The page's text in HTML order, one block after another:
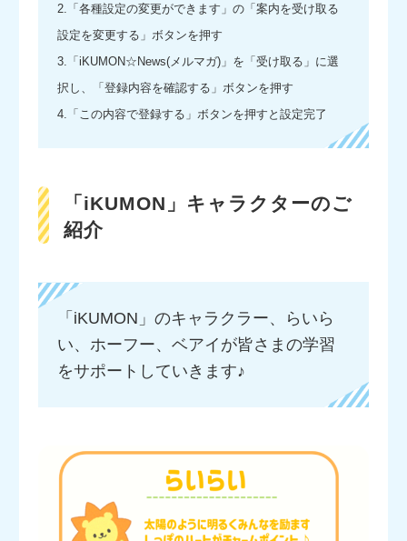
2.「各種設定の変更ができます」の「案内を受け取る
設定を変更する」ボタンを押す
3.「iKUMON☆News(メルマガ)」を「受け取る」に選
択し、「登録内容を確認する」ボタンを押す
4.「この内容で登録する」ボタンを押すと設定完了
「iKUMON」キャラクターのご
紹介
「iKUMON」のキャラクラー、らいら
い、ホーフー、ベアイが皆さまの学習
をサポートしていきます♪